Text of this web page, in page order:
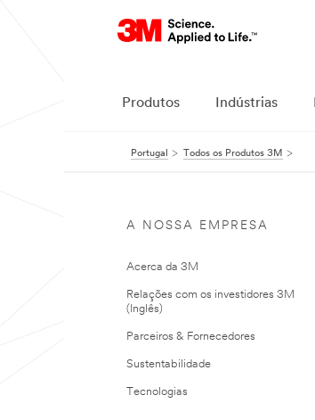
Produtos Indústrias
Portugal Todos os Produtos 3M
A NOSSA EMPRESA
Acerca da 3M
Relações com os investidores 3M
(Inglês)
Parceiros & Fornecedores
Sustentabilidade
Tecnologias